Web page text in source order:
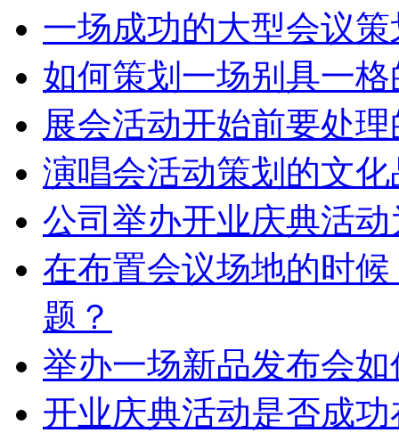
一场成功的大型会议
如何策划一场别具一
展会活动开始前要处
演唱会活动策划的文
公司举办开业庆典活
在布置会议场地的时
题？
举办一场新品发布会
开业庆典活动是否成